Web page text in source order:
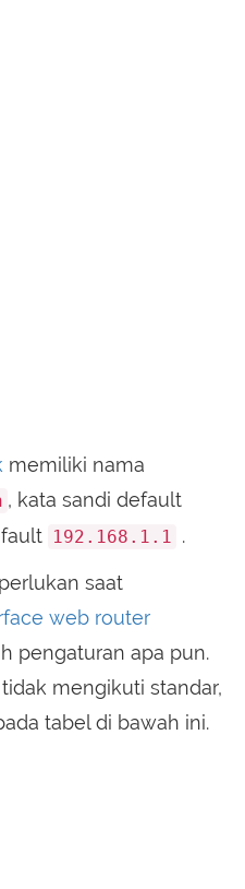
memiliki nama
, kata sandi default
192.168.1.1 .
saat
web router
pengaturan apa pun.
mengikuti standar,
tabel di bawah ini.